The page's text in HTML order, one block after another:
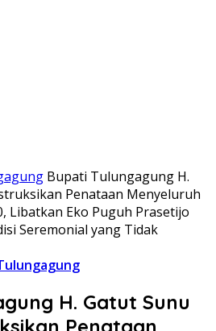
Bupati Tulungagung H.
Penataan Menyeluruh
Libatkan Eko Puguh Prasetijo
Seremonial yang Tidak
H. Gatut Sunu
Penataan